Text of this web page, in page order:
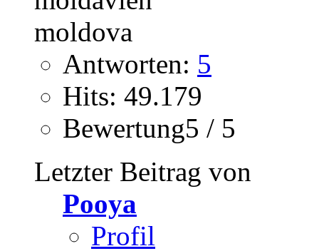
Antworten: 5
Hits: 49.179
Bewertung5 / 5
Letzter Beitrag von
Pooya
Profil